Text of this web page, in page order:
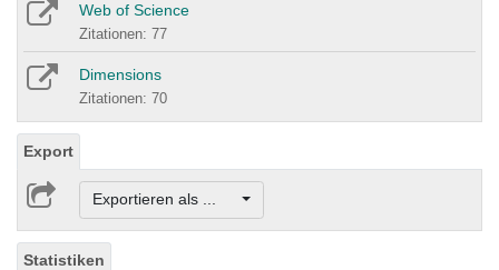
Web of Science
Zitationen: 77
Dimensions
Zitationen: 70
Export
Exportieren als ...
Statistiken